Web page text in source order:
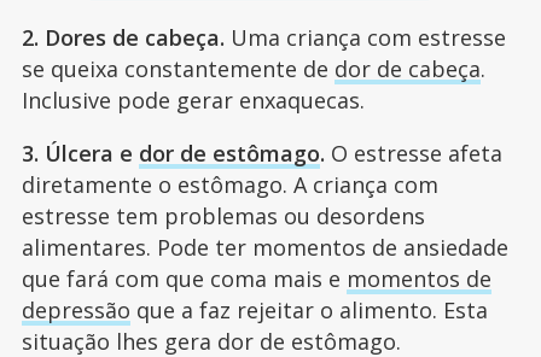
2. Dores de cabeça. Uma criança com estresse
se queixa constantemente de dor de cabeça.
Inclusive pode gerar enxaquecas.
3. Úlcera e dor de estômago. O estresse afeta
diretamente o estômago. A criança com
estresse tem problemas ou desordens
alimentares. Pode ter momentos de ansiedade
que fará com que coma mais e momentos de
depressão que a faz rejeitar o alimento. Esta
situação lhes gera dor de estômago.